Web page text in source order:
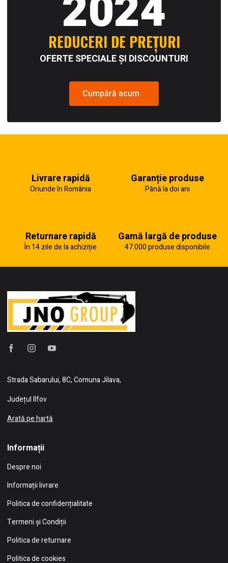
REDUCERI DE PREȚURI
OFERTE SPECIALE ȘI DISCOUNTURI
Cumpără acum
Livrare rapidă
Oriunde în România
Garanție produse
Până la doi ani
Returnare rapidă
În 14 zile de la achiziție
Gamă largă de produse
47.000 produse disponibile
Strada Sabarului, 8C, Comuna Jilava,
Județul Ilfov
Arată pe hartă
Informații
Despre noi
Informații livrare
Politica de confidențialitate
Termeni și Condiții
Politica de returnare
Politica de cookies